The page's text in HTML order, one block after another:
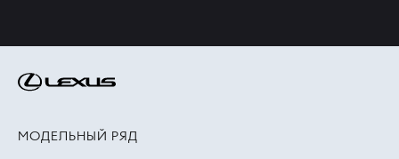
МОДЕЛЬНЫЙ РЯД